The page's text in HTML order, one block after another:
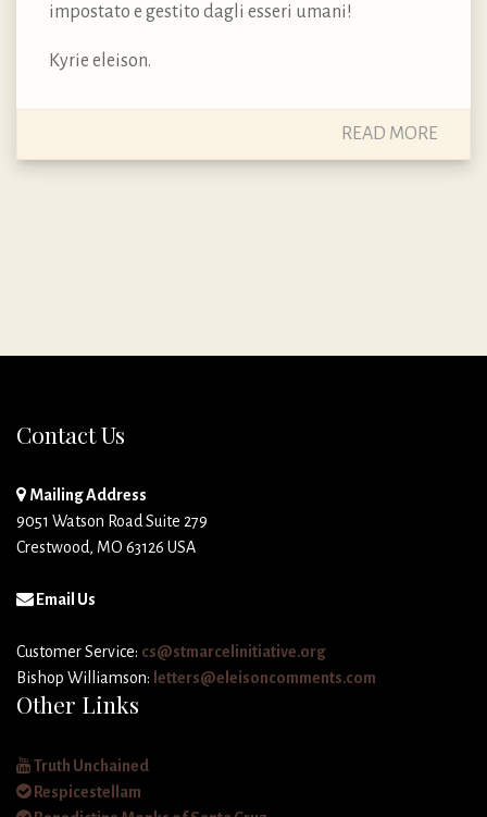
impostato e gestito dagli esseri umani!
Kyrie eleison.
READ MORE
Contact Us
Mailing Address
9051 Watson Road Suite 279
Crestwood, MO 63126 USA
Email Us
Customer Service: cs@stmarcelinitiative.org
Bishop Williamson: letters@eleisoncomments.com
Other Links
Truth Unchained
Respicestellam